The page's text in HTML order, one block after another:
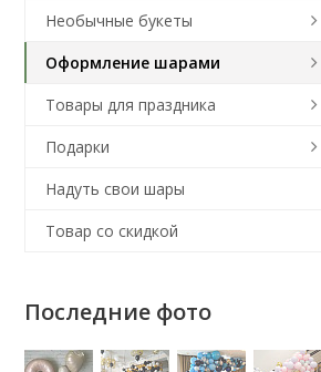
Необычные букеты
Оформление шарами
Товары для праздника
Подарки
Надуть свои шары
Товар со скидкой
Последние фото